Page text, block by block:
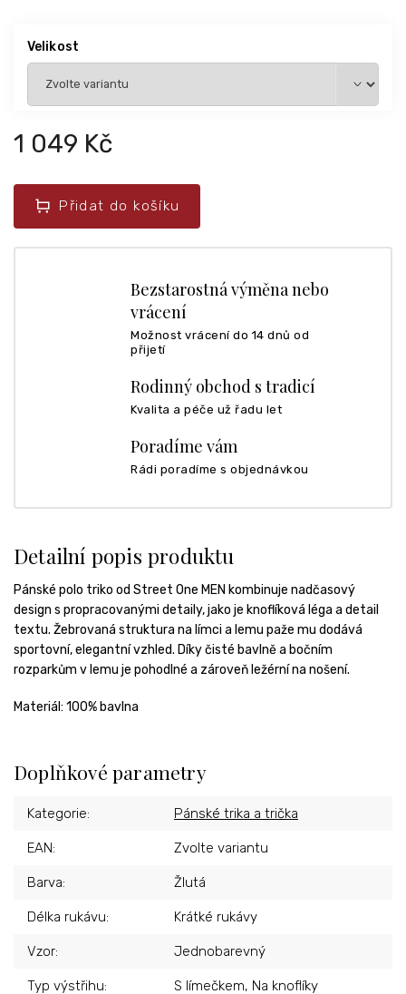
1 049 Kč
Velikost
Přidat do košíku
Bezstarostná výměna nebo
vrácení
Možnost vrácení do 14 dnů od
přijetí
Rodinný obchod s tradicí
Kvalita a péče už řadu let
Poradíme vám
Rádi poradíme s objednávkou
Detailní popis produktu
Pánské polo triko od Street One MEN kombinuje nadčasový
design s propracovanými detaily, jako je knoflíková léga a detail
textu. Žebrovaná struktura na límci a lemu paže mu dodává
sportovní, elegantní vzhled. Díky čisté bavlně a bočním
rozparkům v lemu je pohodlné a zároveň ležérní na nošení.
Materiál: 100% bavlna
Doplňkové parametry
Kategorie: Pánské trika a trička
EAN: Zvolte variantu
Barva: Žlutá
Délka rukávu: Krátké rukávy
Vzor: Jednobarevný
Typ výstřihu: S límečkem, Na knoflíky